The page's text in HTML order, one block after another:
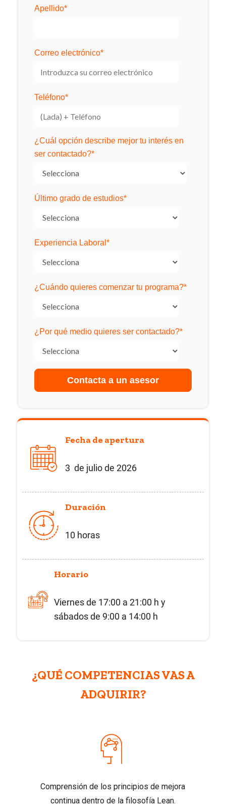
Apellido*
Correo electrónico*
Teléfono*
¿Cuál opción describe mejor tu interés en
ser contactado?*
Último grado de estudios*
Experiencia Laboral *
¿Cuándo quieres comenzar tu programa?*
¿Por qué medio quieres ser contactado?*
Fecha de apertura
3 de julio de 2026
Duración
10 horas
Horario
Viernes de 17:00 a 21:00 h y
sábados de 9:00 a 14:00 h
¿QUÉ COMPETENCIAS VAS A
ADQUIRIR?
Comprensión de los principios de mejora
continua dentro de la filosofía Lean.